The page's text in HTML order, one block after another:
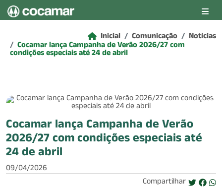
Inicial Comunicação Notícias
Cocamar lança Campanha de Verão 2026/27 com
condições especiais até 24 de abril
Cocamar lança Campanha de Verão
2026/27 com condições especiais até
24 de abril
09/04/2026
Compartilhar